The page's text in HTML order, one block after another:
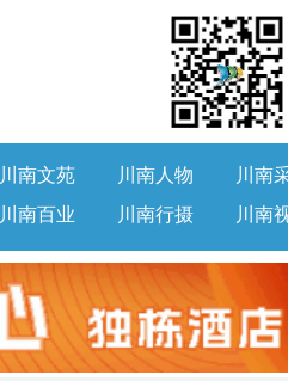
川南文苑 川南人物
川南
川南百业 川南行摄 川南